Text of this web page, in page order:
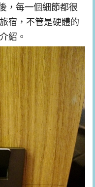
，每一個細節都很
宿，不管是硬體的
紹。